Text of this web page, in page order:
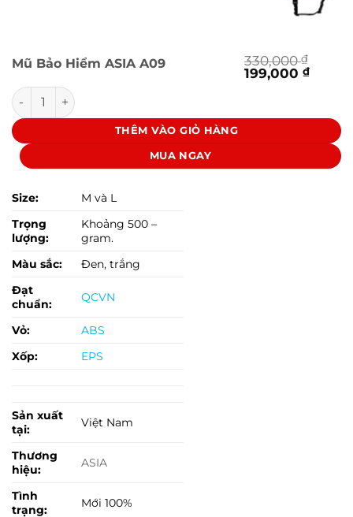
Mũ Bảo Hiểm ASIA A09 330,000₫
Giá
gốc
199,000₫Giá
Mũ Bảo Hiểm ASIA A09 số lượng
THÊM VÀO GIỎ HÀNG
MUA NGAY
Size:
M và L
Trọng
lượng:
Khoảng 500 –
gram.
Màu sắc:
Đen, trắng
Đạt
chuẩn:
QCVN
Vỏ:
ABS
Xốp:
EPS
Sản xuất
tại:
Việt Nam
Thương
hiệu:
ASIA
Tình
trạng:
Mới 100%